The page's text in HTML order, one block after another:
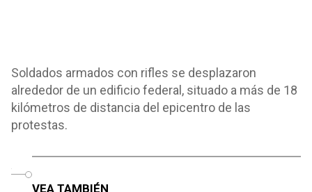
Soldados armados con rifles se desplazaron
alrededor de un edificio federal, situado a más de 18
kilómetros de distancia del epicentro de las
protestas.
VEA TAMBIÉN